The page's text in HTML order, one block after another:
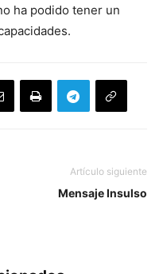
ha podido tener un
Artículo siguiente
Mensaje Insulso